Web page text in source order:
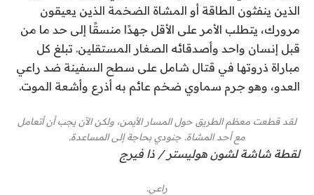
الذين ينفثون الطاقة أو المشاة الضخمة الذين يعيقون
مرورك، يتطلب الأمر على الأقل جهدًا منسقًا إلى حد ما من
قبل إنسان واحد وأصدقائه الصغار المستقلين. تبلغ كل
مباراة ذروتها في قتال شامل على سطح السفينة ضد راعي
العدو، وهو جرم سماوي ضخم عائم به أذرع وأشعة الموت.
لقد قطعت معظم الطريق حول المسار الأيمن، ولكن الآن يجب أن أتعامل
مع أحد المشاة. جنودي بحاجة إلى المساعدة.
لقطة شاشة لشون هوليستر / ذا فيرج
راعي.